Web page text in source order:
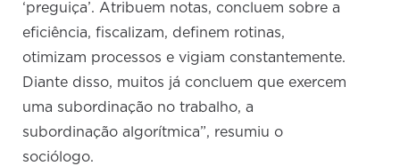
‘preguiça’. Atribuem notas, concluem sobre a
eficiência, fiscalizam, definem rotinas,
otimizam processos e vigiam constantemente.
Diante disso, muitos já concluem que exercem
uma subordinação no trabalho, a
subordinação algorítmica”, resumiu o
sociólogo.